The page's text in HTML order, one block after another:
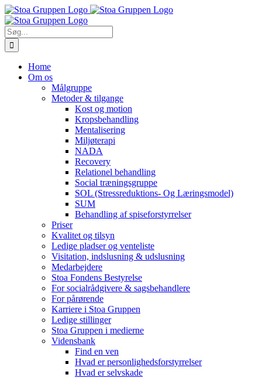
Skip
to
content
Søg
efter:
Home
Om os
Målgruppe
Metoder & tilgange
Kost og motion
Kropsbehandling
Mentalisering
Miljøterapi
NADA
Recovery
Relationel behandling
Social træningsgruppe
SOL (Stressreduktions- Og Læringsmodel)
SUM
Behandling af spiseforstyrrelser
Priser
Kvalitet og tilsyn
Ledige pladser og venteliste
Visitation, indslusning & udslusning
Medarbejdere
Stoa Fondens Bestyrelse
For socialrådgivere & sagsbehandlere
For pårørende
Karriere i Stoa Gruppen
Ledige stillinger
Stoa Gruppen i medierne
Vidensbank
Find en ven
Hvad er personlighedsforstyrrelser
Hvad er selvskade